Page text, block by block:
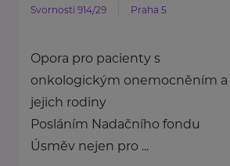
Svornosti 914/29 Praha 5
Opora pro pacienty s
onkologickým onemocněním a
jejich rodiny
Posláním Nadačního fondu
Úsměv nejen pro ...